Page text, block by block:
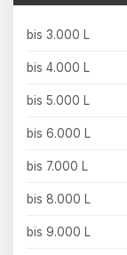
bis 3.000 L
bis 4.000 L
bis 5.000 L
bis 6.000 L
bis 7.000 L
bis 8.000 L
bis 9.000 L